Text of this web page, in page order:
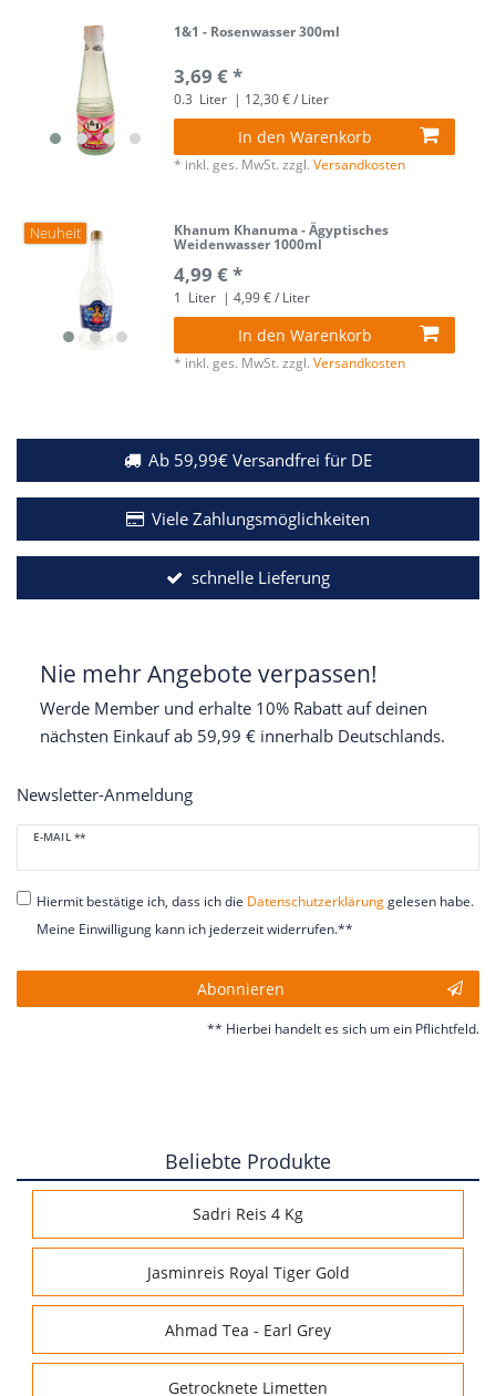
1&1 - Rosenwasser 300ml
3,69 € *
0.3 Liter | 12,30 € / Liter
In den Warenkorb
* inkl. ges. MwSt. zzgl.Versandkosten
Neuheit Khanum Khanuma - Ägyptisches
Weidenwasser 1000ml
4,99 € *
1 Liter | 4,99 € / Liter
In den Warenkorb
* inkl. ges. MwSt. zzgl.Versandkosten
Ab 59,99€ Versandfrei für DE
Viele Zahlungsmöglichkeiten
schnelle Lieferung
Nie mehr Angebote verpassen!
Werde Member und erhalte 10% Rabatt auf deinen
nächsten Einkauf ab 59,99 € innerhalb Deutschlands.
Newsletter-Anmeldung
E-MAIL **
Newsletter
Honig
Hiermit bestätige ich, dass ich die Daten­schutz­erklärunggelesen habe.
Meine Einwilligung kann ich jederzeit widerrufen.**
Abonnieren
** Hierbei handelt es sich um ein Pflichtfeld.
Beliebte Produkte
Sadri Reis 4 Kg
Jasminreis Royal Tiger Gold
Ahmad Tea - Earl Grey
Getrocknete Limetten